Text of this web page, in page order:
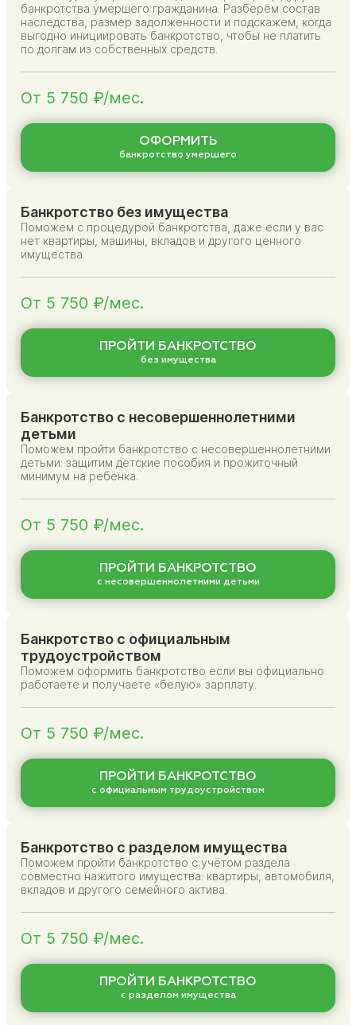
банкротства умершего гражданина. Разберём состав
наследства, размер задолженности и подскажем, когда
выгодно инициировать банкротство, чтобы не платить
по долгам из собственных средств.
От 5 750 ₽/мес.
ОФОРМИТЬ
банкротство умершего
Банкротство без имущества
Поможем с процедурой банкротства, даже если у вас
нет квартиры, машины, вкладов и другого ценного
имущества.
От 5 750 ₽/мес.
ПРОЙТИ БАНКРОТСТВО
без имущества
Банкротство с несовершеннолетними
детьми
Поможем пройти банкротство с несовершеннолетними
детьми: защитим детские пособия и прожиточный
минимум на ребёнка.
От 5 750 ₽/мес.
ПРОЙТИ БАНКРОТСТВО
с несовершеннолетними детьми
Банкротство с официальным
трудоустройством
Поможем оформить банкротство если вы официально
работаете и получаете «белую» зарплату.
От 5 750 ₽/мес.
ПРОЙТИ БАНКРОТСТВО
с официальным трудоустройством
Банкротство с разделом имущества
Поможем пройти банкротство с учётом раздела
совместно нажитого имущества: квартиры, автомобиля,
вкладов и другого семейного актива.
От 5 750 ₽/мес.
ПРОЙТИ БАНКРОТСТВО
с разделом имущества